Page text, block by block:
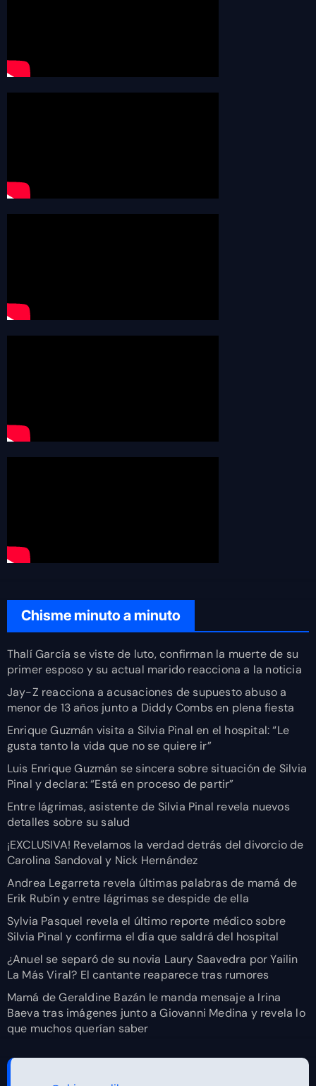
Chisme minuto a minuto
Thalí García se viste de luto, confirman la muerte de su
primer esposo y su actual marido reacciona a la noticia
Jay-Z reacciona a acusaciones de supuesto abuso a
menor de 13 años junto a Diddy Combs en plena fiesta
Enrique Guzmán visita a Silvia Pinal en el hospital: “Le
gusta tanto la vida que no se quiere ir”
Luis Enrique Guzmán se sincera sobre situación de Silvia
Pinal y declara: “Está en proceso de partir”
Entre lágrimas, asistente de Silvia Pinal revela nuevos
detalles sobre su salud
¡EXCLUSIVA! Revelamos la verdad detrás del divorcio de
Carolina Sandoval y Nick Hernández
Andrea Legarreta revela últimas palabras de mamá de
Erik Rubín y entre lágrimas se despide de ella
Sylvia Pasquel revela el último reporte médico sobre
Silvia Pinal y confirma el día que saldrá del hospital
¿Anuel se separó de su novia Laury Saavedra por Yailin
La Más Viral? El cantante reaparece tras rumores
Mamá de Geraldine Bazán le manda mensaje a Irina
Baeva tras imágenes junto a Giovanni Medina y revela lo
que muchos querían saber